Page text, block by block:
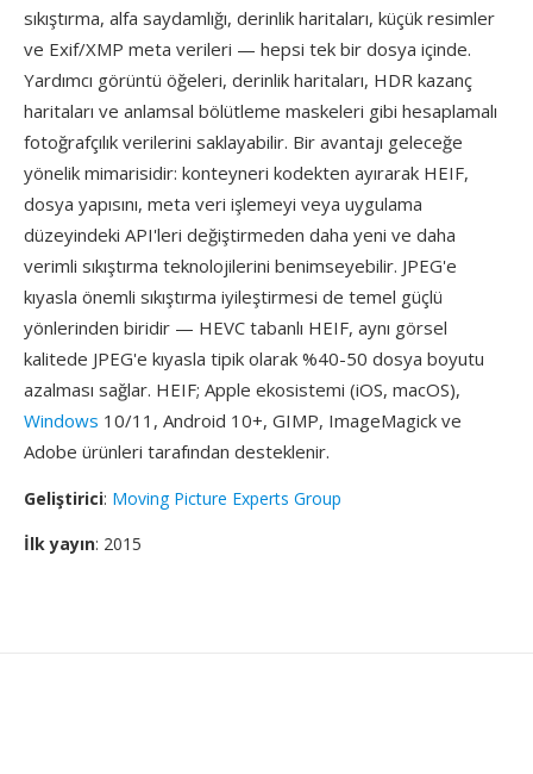
sıkıştırma, alfa saydamlığı, derinlik haritaları, küçük resimler
ve Exif/XMP meta verileri — hepsi tek bir dosya içinde.
Yardımcı görüntü öğeleri, derinlik haritaları, HDR kazanç
haritaları ve anlamsal bölütleme maskeleri gibi hesaplamalı
fotoğrafçılık verilerini saklayabilir. Bir avantajı geleceğe
yönelik mimarisidir: konteyneri kodekten ayırarak HEIF,
dosya yapısını, meta veri işlemeyi veya uygulama
düzeyindeki API'leri değiştirmeden daha yeni ve daha
verimli sıkıştırma teknolojilerini benimseyebilir. JPEG'e
kıyasla önemli sıkıştırma iyileştirmesi de temel güçlü
yönlerinden biridir — HEVC tabanlı HEIF, aynı görsel
kalitede JPEG'e kıyasla tipik olarak %40-50 dosya boyutu
azalması sağlar. HEIF; Apple ekosistemi (iOS, macOS),
Windows 10/11, Android 10+, GIMP, ImageMagick ve
Adobe ürünleri tarafından desteklenir.
Geliştirici: Moving Picture Experts Group
İlk yayın: 2015